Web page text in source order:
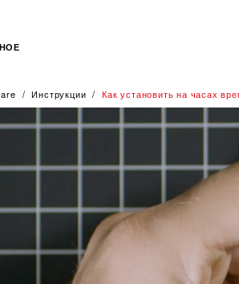
Инструкции Как установить на часах